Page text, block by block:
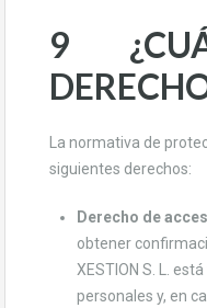
9
La normativa de
siguientes derechos:
Derecho de
obtener
XESTION S. L.
personales y, en